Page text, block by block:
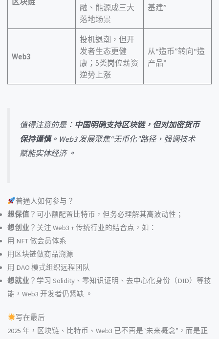
融、能源成三大
落地场景
基建”
Web3
投机退潮，但开
发者生态更健
康；5类岗位薪资
逆势上涨
从“造币”转向“造
产品”
值得注意的是： 中国明确支持区块链，但对加密货币
保持谨慎。Web3 发展聚焦“无币化”路径，强调技术
赋能实体经济 。
普通人如何参与？
想保值 ？可小额配置比特币，但务必理解其高波动性；
想创业 ？关注 Web3 + 传统行业的结合点，如：
用 NFT 做会员体系
用区块链做商品溯源
用 DAO 模式组织远程团队
想就业 ？学习 Solidity、零知识证明、去中心化身份（DID）等技
能，Web3 开发者仍紧缺 。
写在最后
2025 年，区块链、比特币、Web3 已不再是“未来概念”，而是正